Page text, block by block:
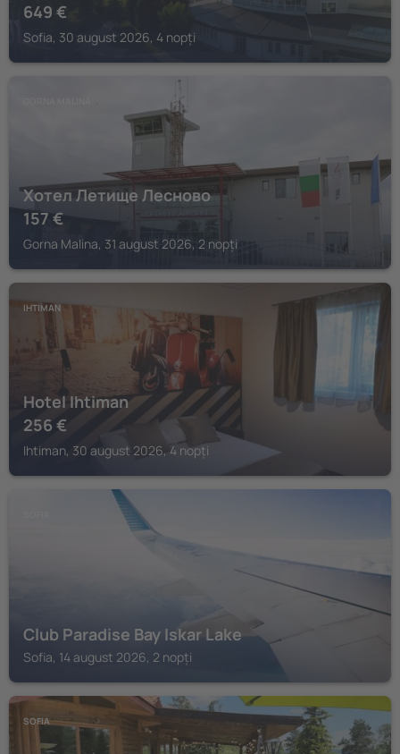
649 €
Sofia, 30 august 2026, 4 nopți
Хотел Летище Лесново
157 €
Gorna Malina, 31 august 2026, 2 nopți
IHTIMAN
Hotel Ihtiman
256 €
Ihtiman, 30 august 2026, 4 nopți
Club Paradise Bay Iskar Lake
Sofia, 14 august 2026, 2 nopți
SOFIA